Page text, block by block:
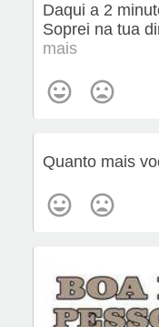
Daqui a 2
Soprei na tua
mais
Quanto mais